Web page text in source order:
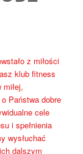
z miłości
klub fitness
Państwa dobre
cele
i spełnienia
wysłuchać
dalszym